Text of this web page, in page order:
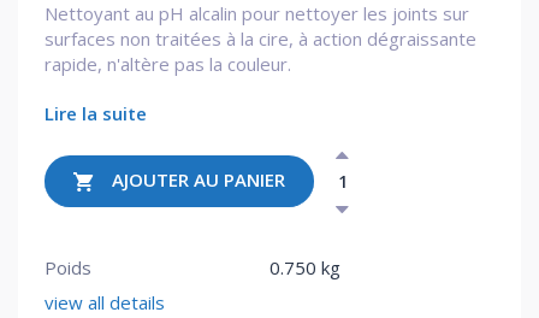
Nettoyant au pH alcalin pour nettoyer les joints sur
surfaces non traitées à la cire, à action dégraissante
rapide, n'altère pas la couleur.
Lire la suite
AJOUTER AU PANIER
Poids
0.750 kg
view all details